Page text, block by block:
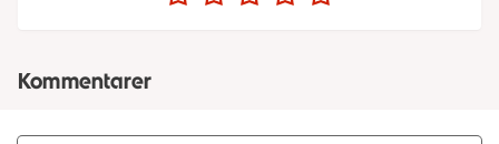
Kommentarer